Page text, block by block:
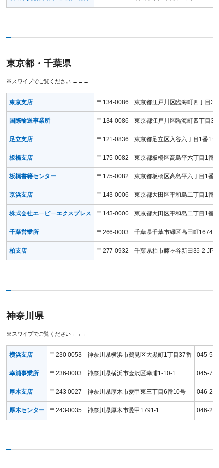
東京都・千葉県
東京支店 〒134-0086 東京都江戸川区臨海町四丁目3
国際輸送事業所 〒134-0086 東京都江戸川区臨海町四丁目3
足立支店 〒121-0836 東京都足立区入谷六丁目1番1
板橋支店 〒175-0082 東京都板橋区高島平六丁目1番
板橋書籍センター 〒175-0082 東京都板橋区高島平六丁目1番
京浜支店 〒143-0006 東京都大田区平和島二丁目1番1
株式会社エービーエクスプレス 〒143-0006 東京都大田区平和島二丁目1番1
千葉営業所 〒266-0003 千葉県千葉市緑区高田町1674-1
柏支店 〒277-0932 千葉県柏市藤ヶ谷新田36-2 JP
神奈川県
横浜支店 〒230-0053 神奈川県横浜市鶴見区大黒町1丁目37番 045-
幸浦事業所 〒236-0003 神奈川県横浜市金沢区幸浦1-10-1 045-
厚木支店 〒243-0027 神奈川県厚木市愛甲東三丁目6番10号 046-
厚木センター 〒243-0035 神奈川県厚木市愛甲1791-1 046-